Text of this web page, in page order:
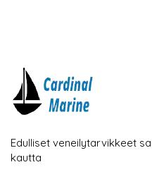
Edulliset veneilytarvikkeet
kautta